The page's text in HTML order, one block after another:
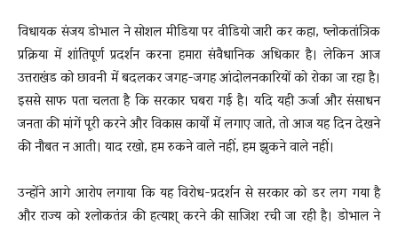
विधायक संजय डोभाल ने सोशल मीडिया पर वीडियो जारी कर कहा, ष्लोकतांत्रिक
प्रक्रिया में शांतिपूर्ण प्रदर्शन करना हमारा संवैधानिक अधिकार है। लेकिन आज
उत्तराखंड को छावनी में बदलकर जगह-जगह आंदोलनकारियों को रोका जा रहा है।
इससे साफ पता चलता है कि सरकार घबरा गई है। यदि यही ऊर्जा और संसाधन
जनता की मांगें पूरी करने और विकास कार्यों में लगाए जाते, तो आज यह दिन देखने
की नौबत न आती। याद रखो, हम रुकने वाले नहीं, हम झुकने वाले नहीं।
उन्होंने आगे आरोप लगाया कि यह विरोध-प्रदर्शन से सरकार को डर लग गया है
और राज्य को श्लोकतंत्र की हत्याश् करने की साजिश रची जा रही है। डोभाल ने